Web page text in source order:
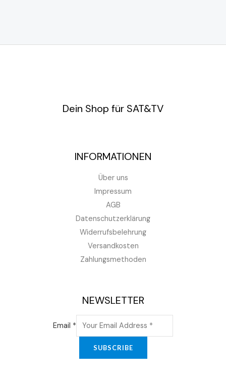
Dein Shop für SAT&TV
INFORMATIONEN
Über uns
Impressum
AGB
Datenschutzerklärung
Widerrufsbelehrung
Versandkosten
Zahlungsmethoden
NEWSLETTER
Email *
SUBSCRIBE